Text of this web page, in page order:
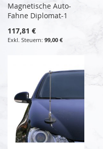
Magnetische Auto-
Fahne Diplomat-1
117,81 €
99,00 €